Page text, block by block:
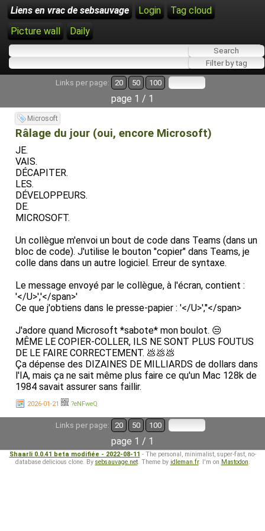
Liens en vrac de sebsauvage Login
Tag cloud
Picture wall
Daily
Links per page: 20 50 100
page 1 / 1
Microsoft
Râlage du jour (oui, encore Microsoft)
JE.
VAIS.
DÉCAPITER.
LES.
DÉVELOPPEURS.
DE.
MICROSOFT.
Un collègue m'envoi un bout de code dans Teams (dans un
bloc de code). J'utilise le bouton "copier" dans Teams, je
colle dans dans un autre logiciel. Erreur de syntaxe.
Le message envoyé par le collègue, à l'écran, contient :
'</U>','</span>'
Ce que j'obtiens dans le presse-papier : '</U>',''</span>
J'adore quand Microsoft *sabote* mon boulot. 😒
MÊME LE COPIER-COLLER, ILS NE SONT PLUS FOUTUS
DE LE FAIRE CORRECTEMENT. 💩💩💩
Ça dépense des DIZAINES DE MILLIARDS de dollars dans
l'IA, mais ça ne sait même plus faire ce qu'un Mac 128k de
1984 savait assurer sans faillir.
2026-01-21 ?eNFweQ
Links per page: 20 50 100
page 1 / 1
Shaarli 0.0.41 beta modifiée - 2022-08-11 - The personal, minimalist, super-fast, no-
database delicious clone. By sebsauvage.net. Theme by idleman.fr. I'm on Mastodon.